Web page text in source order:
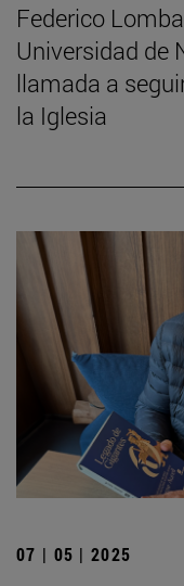
Federico
Universidad de
llamada a
la Iglesia
07 | 05 | 2025